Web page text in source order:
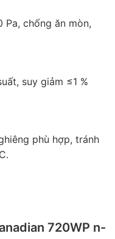
chống ăn mòn,
suy giảm ≤1 %
phù hợp, tránh
720WP n-